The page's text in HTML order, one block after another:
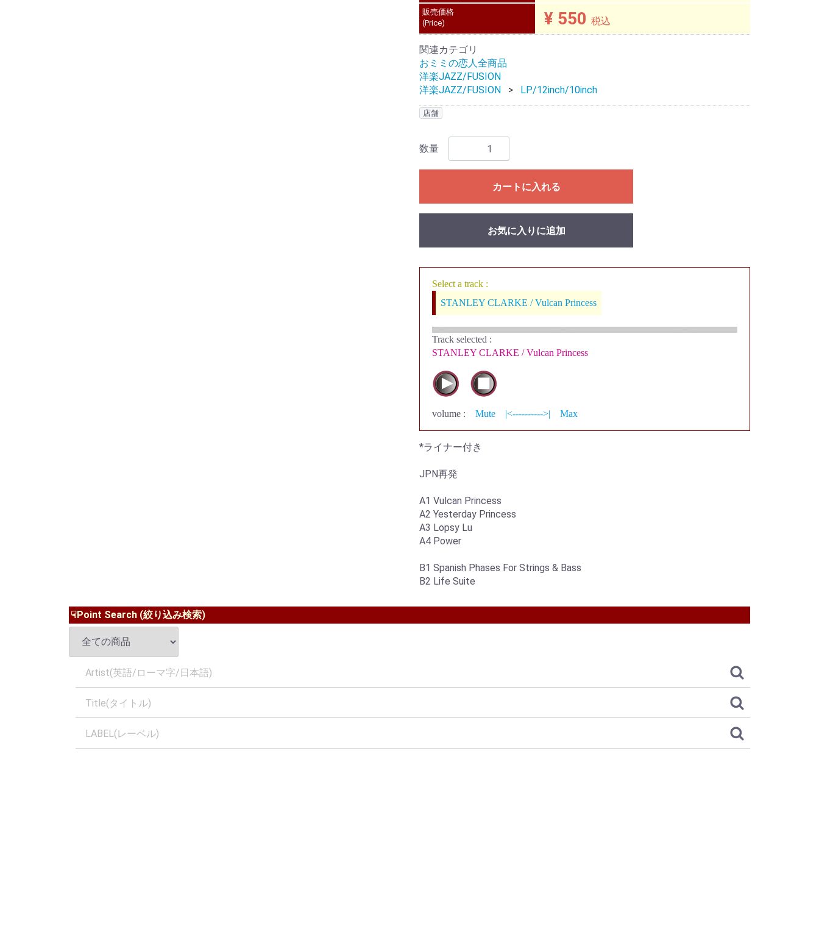
販売価格
(Price)
¥ 550 税込
関連カテゴリ
おミミの恋人全商品
洋楽JAZZ/FUSION
洋楽JAZZ/FUSION
LP/12inch/10inch
店舗
数量
カートに入れる
お気に入りに追加
Select a track :
STANLEY CLARKE / Vulcan Princess
Track selected :
STANLEY CLARKE / Vulcan Princess
volume : Mute |<---------->| Max
*ライナー付き
JPN再発
A1 Vulcan Princess
A2 Yesterday Princess
A3 Lopsy Lu
A4 Power
B1 Spanish Phases For Strings & Bass
B2 Life Suite
☟Point Search (絞り込み検索)